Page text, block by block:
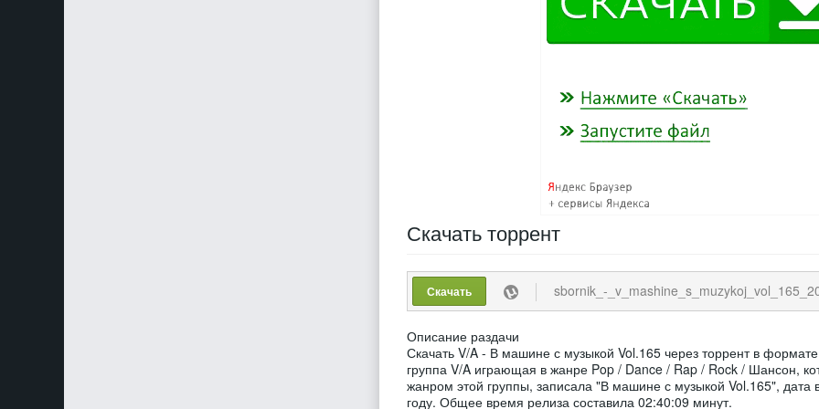
Скачатьторрент
Скачать sbornik_-
Описание раздачи
Скачать V/A - В машине с музыкой Vol.165 через торрент в
группа V/A играющая в жанре Pop / Dance / Rap / Rock / Шансон,
жанром этой группы, записала "В машине с музыкой Vol.165", дата
году. Общее время релиза составила 02:40:09 минут.